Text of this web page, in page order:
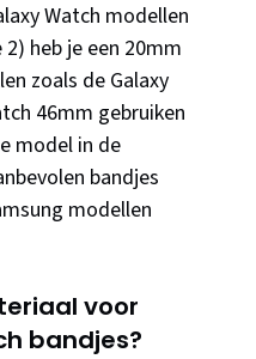
Watch modellen
2) heb je een 20mm
zoals de Galaxy
46mm gebruiken
model in de
bandjes
modellen
voor
bandjes?